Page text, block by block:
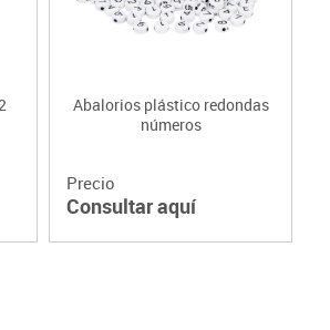
Abalorios plástico redondas
números
Precio
Consultar aquí